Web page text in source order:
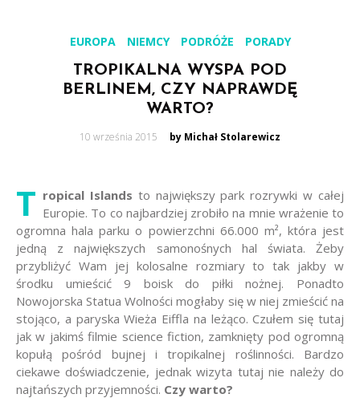
EUROPA NIEMCY PODRÓŻE PORADY
TROPIKALNA WYSPA POD
BERLINEM, CZY NAPRAWDĘ
WARTO?
Posted
10 września 2015 by Michał Stolarewicz
T ropical Islands to największy park rozrywki w całej
Europie. To co najbardziej zrobiło na mnie wrażenie to
ogromna hala parku o powierzchni 66.000 m², która jest
jedną z największych samonośnych hal świata. Żeby
przybliżyć Wam jej kolosalne rozmiary to tak jakby w
środku umieścić 9 boisk do piłki nożnej. Ponadto
Nowojorska Statua Wolności mogłaby się w niej zmieścić na
stojąco, a paryska Wieża Eiffla na leżąco. Czułem się tutaj
jak w jakimś filmie science fiction, zamknięty pod ogromną
kopułą pośród bujnej i tropikalnej roślinności. Bardzo
ciekawe doświadczenie, jednak wizyta tutaj nie należy do
najtańszych przyjemności. Czy warto?